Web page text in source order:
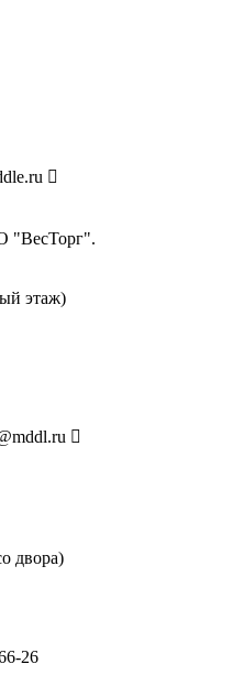
"ВесТорг".
этаж)
двора)
26